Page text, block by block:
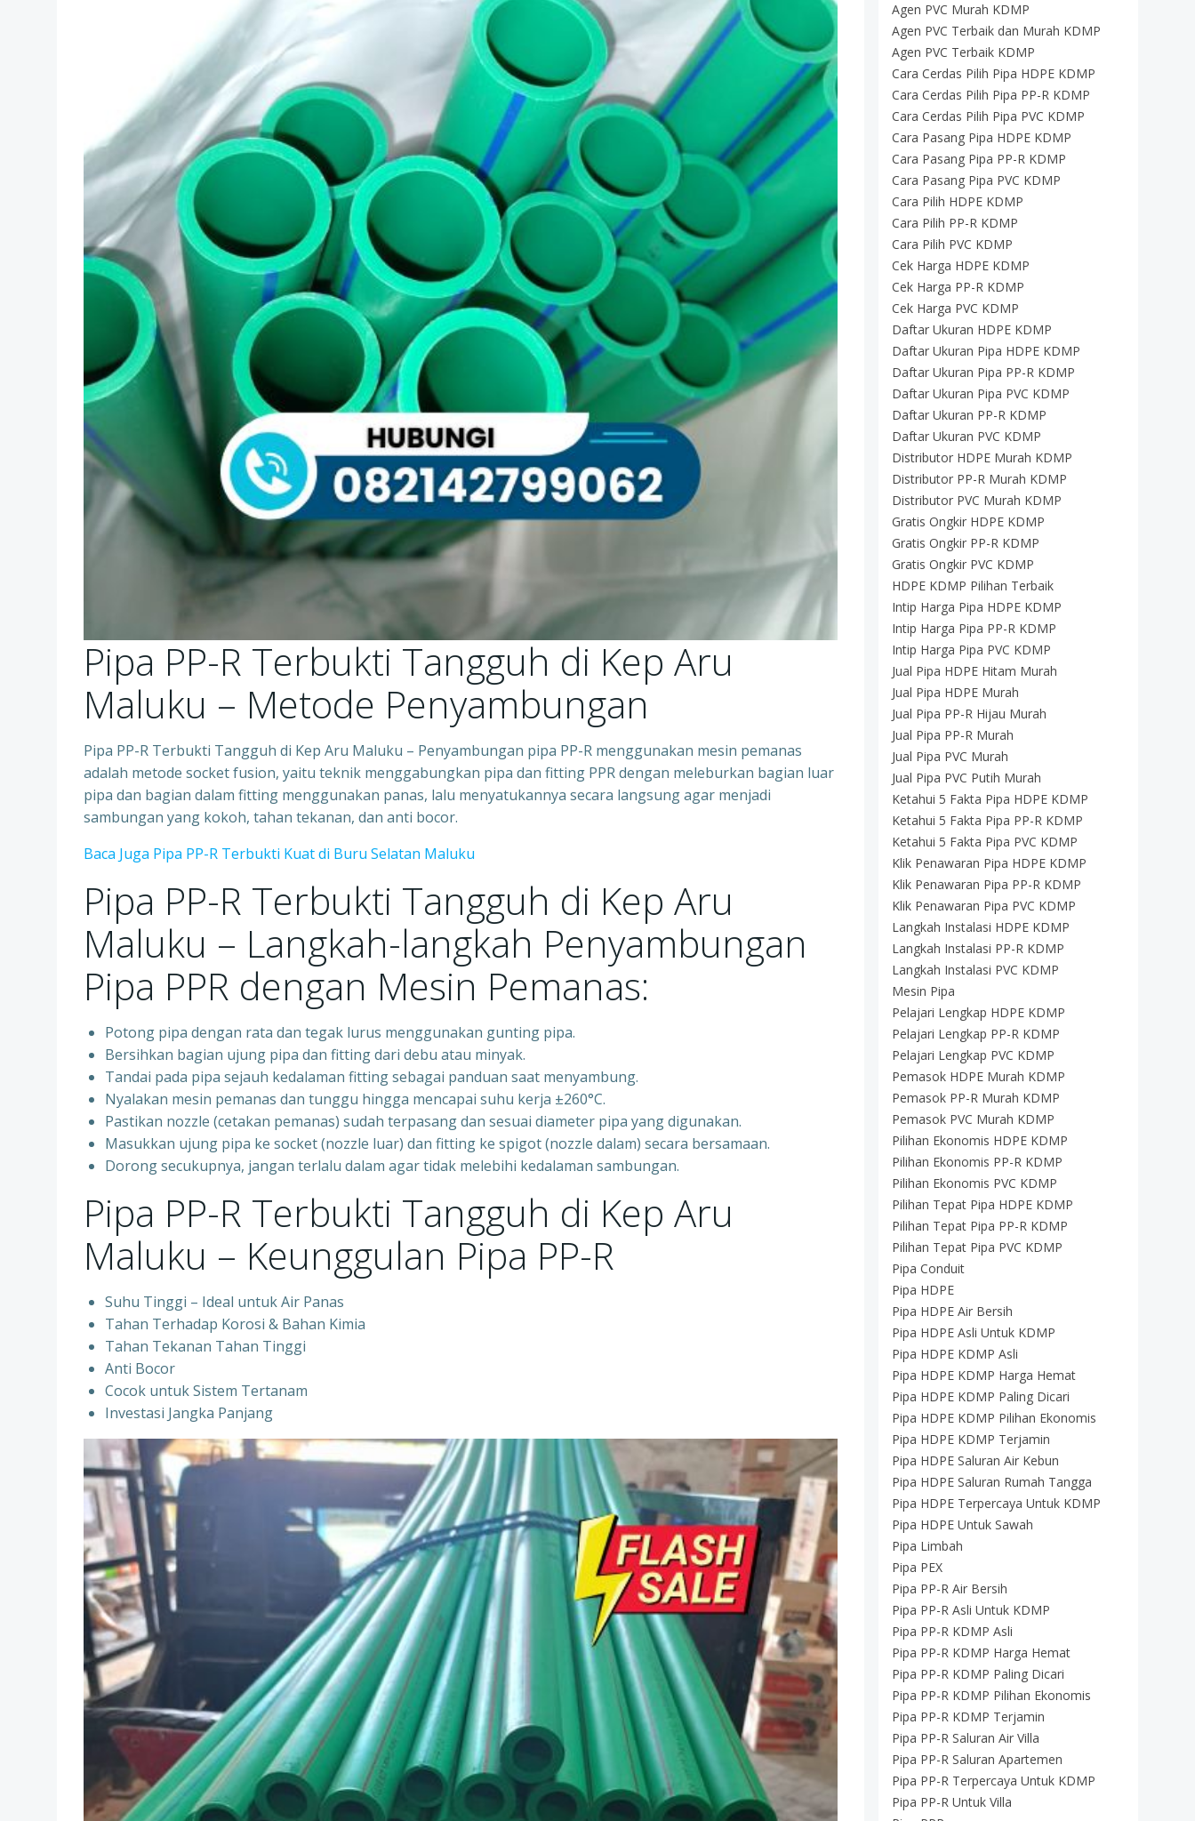
Pipa PP-R Terbukti Tangguh di Kep Aru
Maluku – Metode Penyambungan
Pipa PP-R Terbukti Tangguh di Kep Aru Maluku – Penyambungan pipa PP-R menggunakan mesin pemanas
adalah metode socket fusion, yaitu teknik menggabungkan pipa dan fitting PPR dengan meleburkan bagian luar
pipa dan bagian dalam fitting menggunakan panas, lalu menyatukannya secara langsung agar menjadi
sambungan yang kokoh, tahan tekanan, dan anti bocor.
Baca Juga Pipa PP-R Terbukti Kuat di Buru Selatan Maluku
Pipa PP-R Terbukti Tangguh di Kep Aru
Maluku – Langkah-langkah Penyambungan
Pipa PPR dengan Mesin Pemanas:
Potong pipa dengan rata dan tegak lurus menggunakan gunting pipa.
Bersihkan bagian ujung pipa dan fitting dari debu atau minyak.
Tandai pada pipa sejauh kedalaman fitting sebagai panduan saat menyambung.
Nyalakan mesin pemanas dan tunggu hingga mencapai suhu kerja ±260°C.
Pastikan nozzle (cetakan pemanas) sudah terpasang dan sesuai diameter pipa yang digunakan.
Masukkan ujung pipa ke socket (nozzle luar) dan fitting ke spigot (nozzle dalam) secara bersamaan.
Dorong secukupnya, jangan terlalu dalam agar tidak melebihi kedalaman sambungan.
Pipa PP-R Terbukti Tangguh di Kep Aru
Maluku – Keunggulan Pipa PP-R
Suhu Tinggi – Ideal untuk Air Panas
Tahan Terhadap Korosi & Bahan Kimia
Tahan Tekanan Tahan Tinggi
Anti Bocor
Cocok untuk Sistem Tertanam
Investasi Jangka Panjang
Agen PVC Murah KDMP
Agen PVC Terbaik dan Murah KDMP
Agen PVC Terbaik KDMP
Cara Cerdas Pilih Pipa HDPE KDMP
Cara Cerdas Pilih Pipa PP-R KDMP
Cara Cerdas Pilih Pipa PVC KDMP
Cara Pasang Pipa HDPE KDMP
Cara Pasang Pipa PP-R KDMP
Cara Pasang Pipa PVC KDMP
Cara Pilih HDPE KDMP
Cara Pilih PP-R KDMP
Cara Pilih PVC KDMP
Cek Harga HDPE KDMP
Cek Harga PP-R KDMP
Cek Harga PVC KDMP
Daftar Ukuran HDPE KDMP
Daftar Ukuran Pipa HDPE KDMP
Daftar Ukuran Pipa PP-R KDMP
Daftar Ukuran Pipa PVC KDMP
Daftar Ukuran PP-R KDMP
Daftar Ukuran PVC KDMP
Distributor HDPE Murah KDMP
Distributor PP-R Murah KDMP
Distributor PVC Murah KDMP
Gratis Ongkir HDPE KDMP
Gratis Ongkir PP-R KDMP
Gratis Ongkir PVC KDMP
HDPE KDMP Pilihan Terbaik
Intip Harga Pipa HDPE KDMP
Intip Harga Pipa PP-R KDMP
Intip Harga Pipa PVC KDMP
Jual Pipa HDPE Hitam Murah
Jual Pipa HDPE Murah
Jual Pipa PP-R Hijau Murah
Jual Pipa PP-R Murah
Jual Pipa PVC Murah
Jual Pipa PVC Putih Murah
Ketahui 5 Fakta Pipa HDPE KDMP
Ketahui 5 Fakta Pipa PP-R KDMP
Ketahui 5 Fakta Pipa PVC KDMP
Klik Penawaran Pipa HDPE KDMP
Klik Penawaran Pipa PP-R KDMP
Klik Penawaran Pipa PVC KDMP
Langkah Instalasi HDPE KDMP
Langkah Instalasi PP-R KDMP
Langkah Instalasi PVC KDMP
Mesin Pipa
Pelajari Lengkap HDPE KDMP
Pelajari Lengkap PP-R KDMP
Pelajari Lengkap PVC KDMP
Pemasok HDPE Murah KDMP
Pemasok PP-R Murah KDMP
Pemasok PVC Murah KDMP
Pilihan Ekonomis HDPE KDMP
Pilihan Ekonomis PP-R KDMP
Pilihan Ekonomis PVC KDMP
Pilihan Tepat Pipa HDPE KDMP
Pilihan Tepat Pipa PP-R KDMP
Pilihan Tepat Pipa PVC KDMP
Pipa Conduit
Pipa HDPE
Pipa HDPE Air Bersih
Pipa HDPE Asli Untuk KDMP
Pipa HDPE KDMP Asli
Pipa HDPE KDMP Harga Hemat
Pipa HDPE KDMP Paling Dicari
Pipa HDPE KDMP Pilihan Ekonomis
Pipa HDPE KDMP Terjamin
Pipa HDPE Saluran Air Kebun
Pipa HDPE Saluran Rumah Tangga
Pipa HDPE Terpercaya Untuk KDMP
Pipa HDPE Untuk Sawah
Pipa Limbah
Pipa PEX
Pipa PP-R Air Bersih
Pipa PP-R Asli Untuk KDMP
Pipa PP-R KDMP Asli
Pipa PP-R KDMP Harga Hemat
Pipa PP-R KDMP Paling Dicari
Pipa PP-R KDMP Pilihan Ekonomis
Pipa PP-R KDMP Terjamin
Pipa PP-R Saluran Air Villa
Pipa PP-R Saluran Apartemen
Pipa PP-R Terpercaya Untuk KDMP
Pipa PP-R Untuk Villa